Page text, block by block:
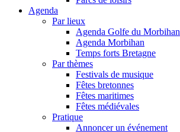
Agenda
Par lieux
Agenda Golfe du Morbihan
Agenda Morbihan
Temps forts Bretagne
Par thèmes
Festivals de musique
Fêtes bretonnes
Fêtes maritimes
Fêtes médiévales
Pratique
Annoncer un événement